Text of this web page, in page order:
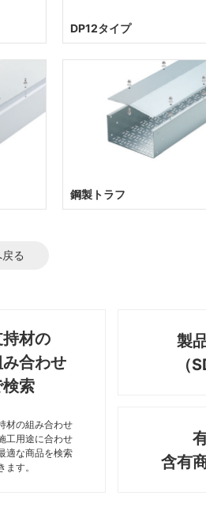
DP12タイプ
鋼製トラフ
る
材の
合わせ
検索
材の組み合わせ
工用途に合わせ
適な商品を検索
ます。
製
（
含有